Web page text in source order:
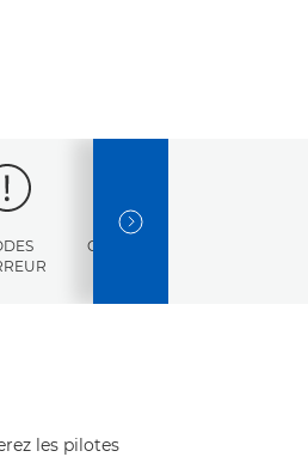
CARACTÉRISTIQUES
NEXT SLIDE
les pilotes